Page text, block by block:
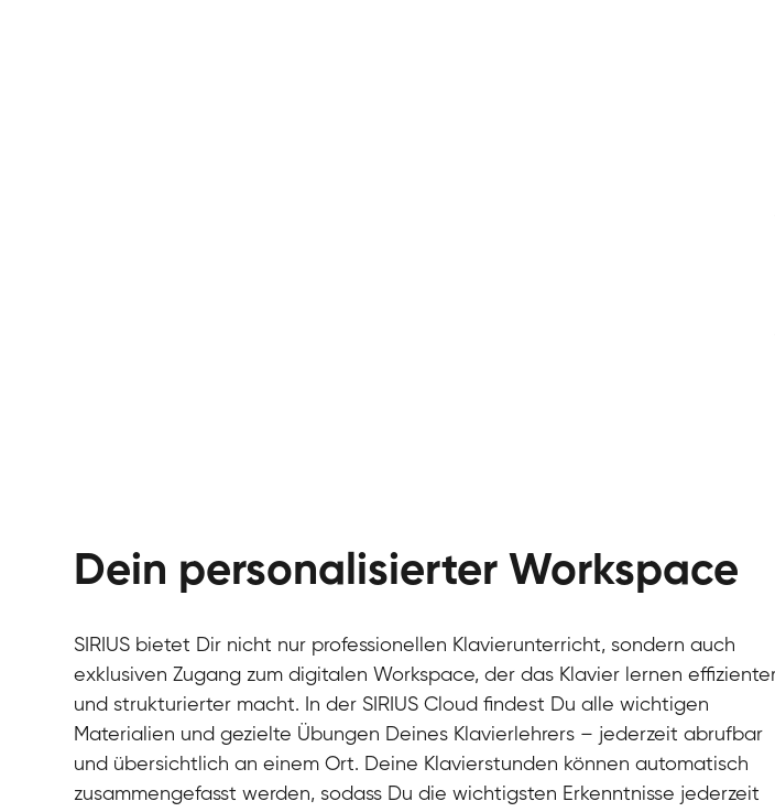
Dein personalisierter Workspace
SIRIUS bietet Dir nicht nur professionellen Klavierunterricht, sondern auch
exklusiven Zugang zum digitalen Workspace, der das Klavier lernen
und strukturierter macht. In der SIRIUS Cloud findest Du alle wichtigen
Materialien und gezielte Übungen Deines Klavierlehrers – jederzeit abrufbar
und übersichtlich an einem Ort. Deine Klavierstunden können automatisch
zusammengefasst werden, sodass Du die wichtigsten Erkenntnisse jederzeit